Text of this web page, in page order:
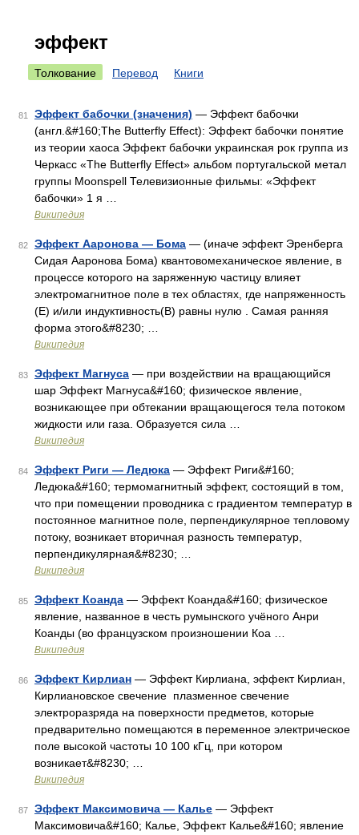
эффект
Толкование Перевод Книги
81 Эффект бабочки (значения) — Эффект бабочки
(англ.&#160;The Butterfly Effect): Эффект бабочки понятие
из теории хаоса Эффект бабочки украинская рок группа из
Черкасс «The Butterfly Effect» альбом португальской метал
группы Moonspell Телевизионные фильмы: «Эффект
бабочки» 1 я …
Википедия
82 Эффект Ааронова — Бома — (иначе эффект Эренберга
Сидая Ааронова Бома) квантовомеханическое явление, в
процессе которого на заряженную частицу влияет
электромагнитное поле в тех областях, где напряженность
(E) и/или индуктивность(B) равны нулю . Самая ранняя
форма этого&#8230; …
Википедия
83 Эффект Магнуса — при воздействии на вращающийся
шар Эффект Магнуса&#160; физическое явление,
возникающее при обтекании вращающегося тела потоком
жидкости или газа. Образуется сила …
Википедия
84 Эффект Риги — Ледюка — Эффект Риги&#160;
Ледюка&#160; термомагнитный эффект, состоящий в том,
что при помещении проводника с градиентом температур в
постоянное магнитное поле, перпендикулярное тепловому
потоку, возникает вторичная разность температур,
перпендикулярная&#8230; …
Википедия
85 Эффект Коанда — Эффект Коанда&#160; физическое
явление, названное в честь румынского учёного Анри
Коанды (во французском произношении Коа …
Википедия
86 Эффект Кирлиан — Эффект Кирлиана, эффект Кирлиан,
Кирлиановское свечение плазменное свечение
электроразряда на поверхности предметов, которые
предварительно помещаются в переменное электрическое
поле высокой частоты 10 100 кГц, при котором
возникает&#8230; …
Википедия
87 Эффект Максимовича — Калье — Эффект
Максимовича&#160; Калье, Эффект Калье&#160; явление